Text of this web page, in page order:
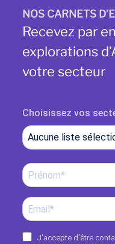
NOS CARNETS
Recevez par
explorations
votre secteur
Choisissez vos
Aucune liste
J'accepte d'être